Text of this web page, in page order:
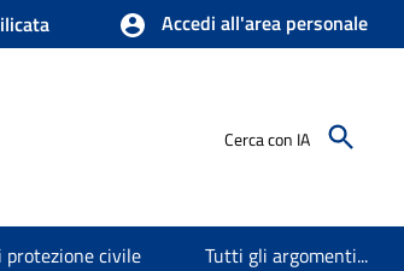
Accedi all'area personale
Cerca con IA
protezione civile Tutti gli argomenti...